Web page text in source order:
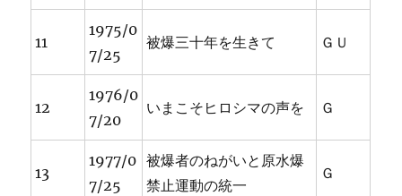
11
1975/0
7/25
被爆三十年を生きて ＧＵ
12
1976/0
7/20
いまこそヒロシマの声を Ｇ
13
1977/0
7/25
被爆者のねがいと原水爆
禁止運動の統一
Ｇ